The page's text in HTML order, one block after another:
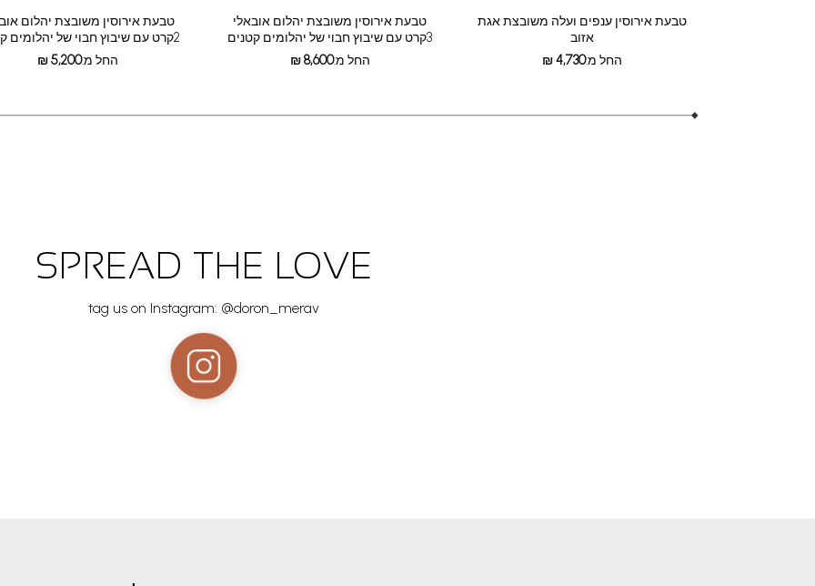
טבעת אירוסין ענפים ועלה משובצת אגת
אזוב
החל מ:
₪4,730
טבעת אירוסין משובצת יהלום אובאלי
3קרט עם שיבוץ חבוי של יהלומים קטנים
החל מ:
₪8,600
טבעת אירוסין משובצת יהלום
2קרט עם שיבוץ חבוי של יהלומים קטנים
החל מ:
₪5,200
SPREAD THE LOVE
tag us on Instagram: @doron_merav